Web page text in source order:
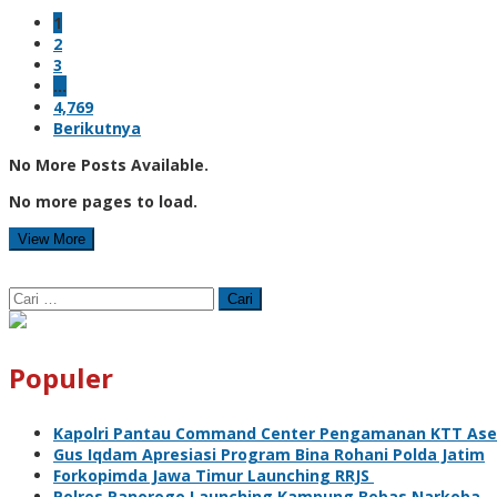
1
2
3
…
4,769
Berikutnya
No More Posts Available.
No more pages to load.
View More
Cari
untuk:
Populer
Kapolri Pantau Command Center Pengamanan KTT
Gus Iqdam Apresiasi Program Bina Rohani Polda Jatim
Forkopimda Jawa Timur Launching RRJS